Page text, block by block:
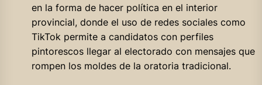
en la forma de hacer política en el interior
provincial, donde el uso de redes sociales como
TikTok permite a candidatos con perfiles
pintorescos llegar al electorado con mensajes que
rompen los moldes de la oratoria tradicional.